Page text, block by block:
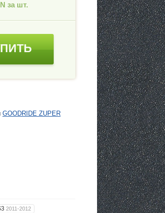
за шт.
GOODRIDE ZUPER
2011-2012